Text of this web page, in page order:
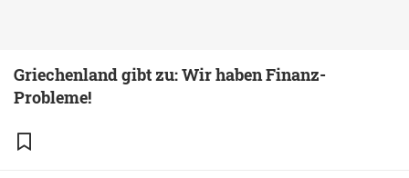
Griechenland gibt zu: Wir haben Finanz-
Probleme!